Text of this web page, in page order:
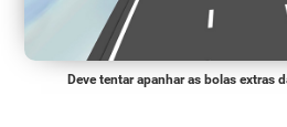
Deve tentar apanhar as bolas extras